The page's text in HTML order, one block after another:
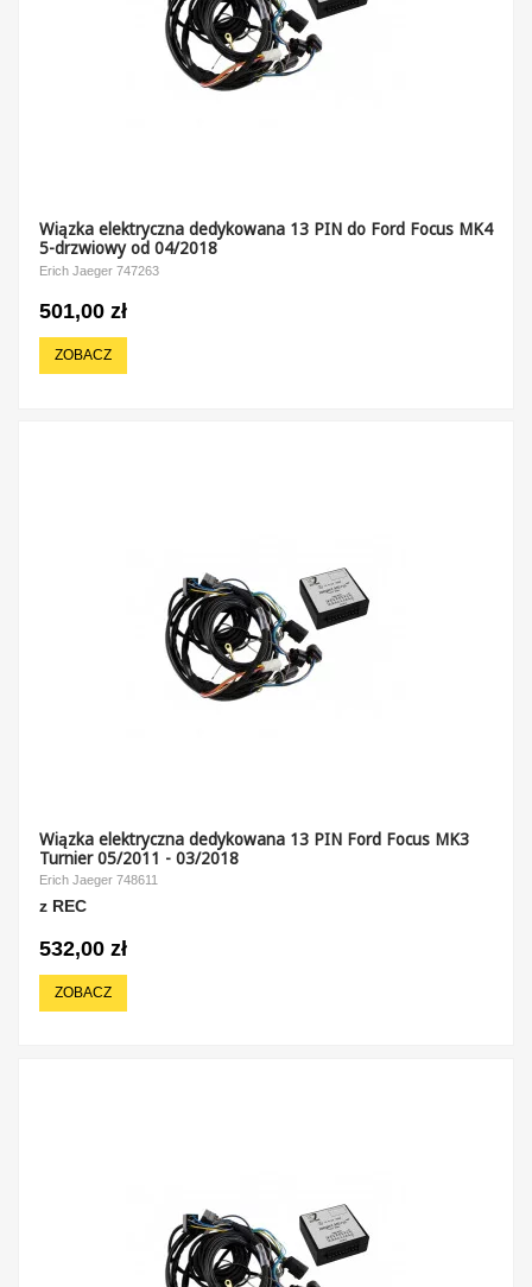
Wiązka elektryczna dedykowana 13 PIN do Ford Focus MK4
5-drzwiowy od 04/2018
Erich Jaeger 747263
501,00 zł
ZOBACZ
Wiązka elektryczna dedykowana 13 PIN Ford Focus MK3
Turnier 05/2011 - 03/2018
Erich Jaeger 748611
z REC
532,00 zł
ZOBACZ